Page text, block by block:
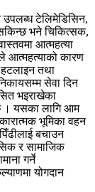
उपलब्ध टेलिमेडिसिन,
भने चिकित्सक,
आत्महत्या
आत्महत्याको कारण
तथा
सेवा दिन
भइराखेका
। यसका लागि आम
भूमिका वहन
बचाउन
र सामाजिक
गर्ने
योगदान